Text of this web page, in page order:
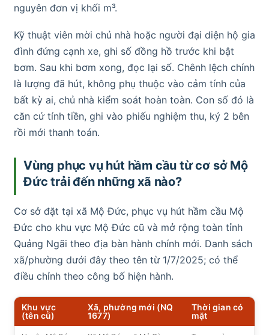
nguyên đơn vị khối m³.
Kỹ thuật viên mời chủ nhà hoặc người đại diện hộ gia
đình đứng cạnh xe, ghi số đồng hồ trước khi bật
bơm. Sau khi bơm xong, đọc lại số. Chênh lệch chính
là lượng đã hút, không phụ thuộc vào cảm tính của
bất kỳ ai, chủ nhà kiểm soát hoàn toàn. Con số đó là
căn cứ tính tiền, ghi vào phiếu nghiệm thu, ký 2 bên
rồi mới thanh toán.
Vùng phục vụ hút hầm cầu từ cơ sở Mộ
Đức trải đến những xã nào?
Cơ sở đặt tại xã Mộ Đức, phục vụ hút hầm cầu Mộ
Đức cho khu vực Mộ Đức cũ và mở rộng toàn tỉnh
Quảng Ngãi theo địa bàn hành chính mới. Danh sách
xã/phường dưới đây theo tên từ 1/7/2025; có thể
điều chỉnh theo công bố hiện hành.
Khu vực
(tên cũ)
Xã, phường mới (NQ
1677)
Thời gian có
mặt